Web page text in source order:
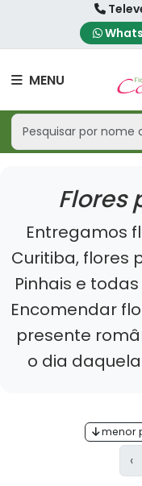
MENU
Flores
Entregamos
Curitiba, flores
Pinhais e
Encomendar
presente
o dia
menor
‹